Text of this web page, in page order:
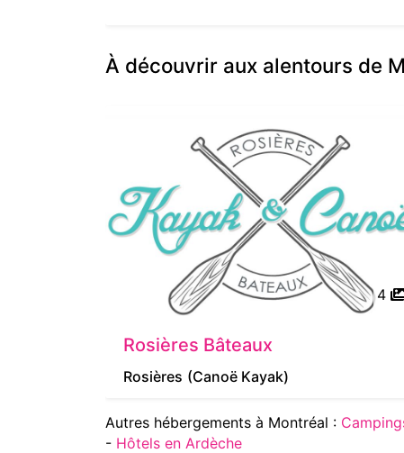
À découvrir aux alentours de
4
Rosières Bâteaux
Rosières (Canoë Kayak)
Autres hébergements à Montréal :
- Hôtels en Ardèche